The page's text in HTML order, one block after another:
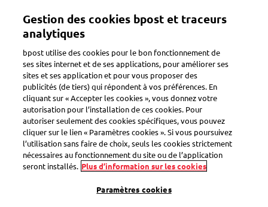
contenu
Toggle navigation
Search
Scanning
Comment cela fonctionne ?
Gestion des cookies bpost et traceurs
analytiques
bpost utilise des cookies pour le bon fonctionnement de
ses sites internet et de ses applications, pour améliorer ses
sites et ses application et pour vous proposer des
publicités (de tiers) qui répondent à vos préférences. En
cliquant sur « Accepter les cookies », vous donnez votre
autorisation pour l’installation de ces cookies. Pour
autoriser seulement des cookies spécifiques, vous pouvez
cliquer sur le lien « Paramètres cookies ». Si vous poursuivez
l’utilisation sans faire de choix, seuls les cookies strictement
nécessaires au fonctionnement du site ou de l’application
seront installés. Plus d’information sur les cookies
Paramètres cookies